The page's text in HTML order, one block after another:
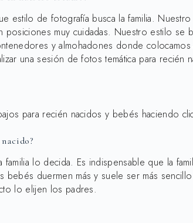
estilo de fotografía busca la familia.
muy cuidadas. Nuestro estilo se
y almohadones donde
una sesión de fotos temática para recién
para recién nacidos y bebés haciendo
lo decida. Es indispensable que la
duermen más y suele ser más
lo elijen los padres.